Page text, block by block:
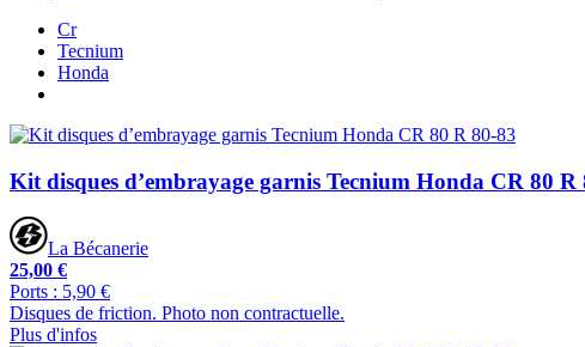
Cr
Tecnium
Honda
Kit disques d’embrayage garnis Tecnium Honda CR 80 R
La Bécanerie
25,00 €
Ports : 5,90 €
Disques de friction. Photo non contractuelle.
Plus d'infos